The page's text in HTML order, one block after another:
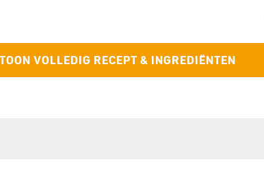
TOON VOLLEDIG RECEPT & INGREDIËNTEN